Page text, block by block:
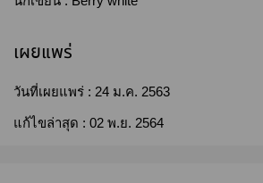
เผยแพร่
วันที่เผยแพร่ : 24 ม.ค. 2563
แก้ไขล่าสุด : 02 พ.ย. 2564